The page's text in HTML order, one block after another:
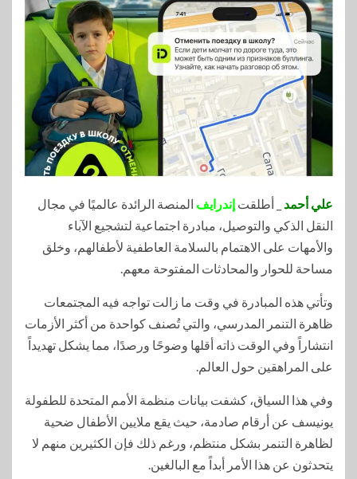
علي أحمد _ أطلقت إندرايف المنصة الرائدة عالميًا في مجال
النقل الذكي والتوصيل، مبادرة اجتماعية لتشجيع الآباء
والأمهات على الاهتمام بالسلامة العاطفية لأطفالهم، وخلق
مساحة للحوار والمحادثات المفتوحة معهم.
وتأتي هذه المبادرة في وقت ما زالت تواجه فيه المجتمعات
ظاهرة التنمر المدرسي، والتي تُصنف كواحدة من أكثر الأزمات
انتشاراً وفي الوقت ذاته أقلها وضوحًا ورصدًا، مما يشكل تهديداً
على المراهقين حول العالم.
وفي هذا السياق، كشفت بيانات منظمة الأمم المتحدة للطفولة
يونيسف عن أرقام صادمة، حيث يقع ملايين الأطفال ضحية
لظاهرة التنمر بشكل منتظم، ورغم ذلك فإن الكثيرين منهم لا
يتحدثون عن هذا الأمر أبداً مع البالغين.